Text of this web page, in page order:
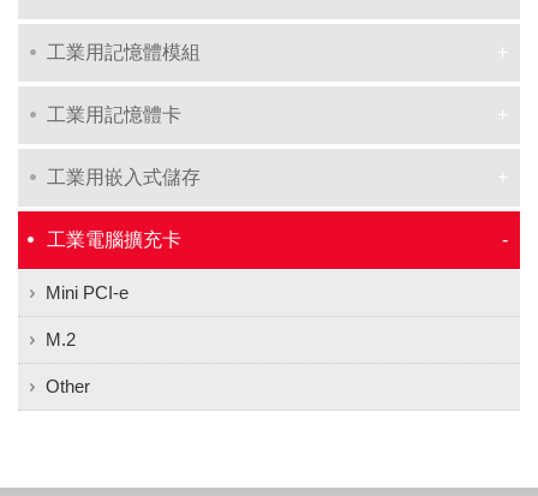
工業用記憶體模組
工業用記憶體卡
工業用嵌入式儲存
工業電腦擴充卡
Mini PCI-e
M.2
Other